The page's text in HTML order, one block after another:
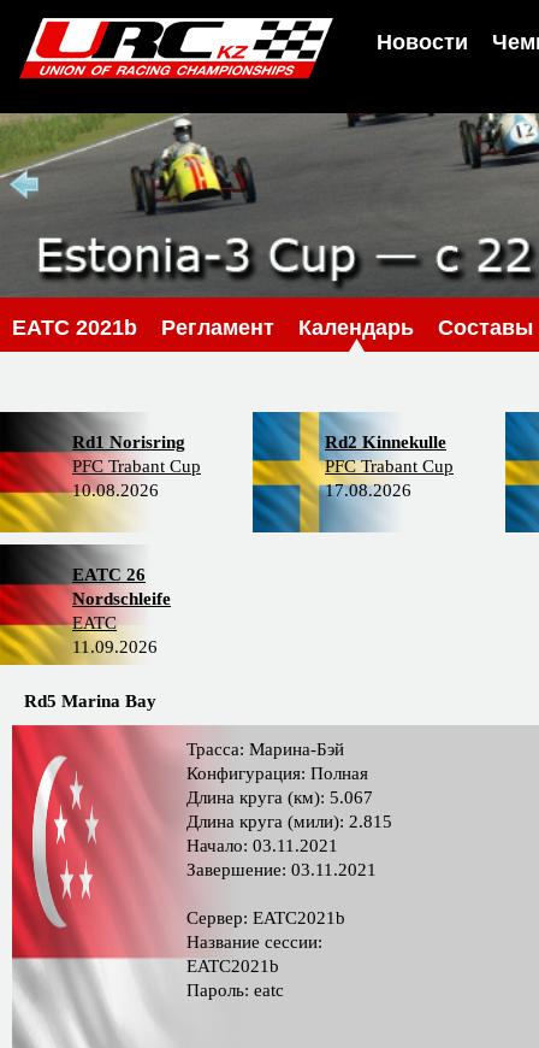
Новости
EATC 2021b Регламент Календарь Составы
Rd1 Norisring
PFC Trabant Cup
10.08.2026
Rd2 Kinnekulle
PFC Trabant Cup
17.08.2026
EATC 26
Nordschleife
EATC
11.09.2026
Rd5 Marina Bay
Трасса: Марина-Бэй
Конфигурация: Полная
Длина круга (км): 5.067
Длина круга (мили): 2.815
Начало: 03.11.2021
Завершение: 03.11.2021
Сервер: EATC2021b
Название сессии:
EATC2021b
Пароль: eatc